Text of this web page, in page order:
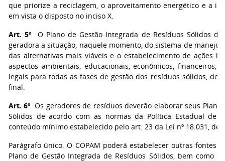
que priorize a reciclagem, o aproveitamento energético e a
em vista o disposto no inciso X.
Art. 5º O Plano de Gestão Integrada de Resíduos Sólidos
geradora a situação, naquele momento, do sistema de manejo
das alternativas mais viáveis e o estabelecimento de ações
aspectos ambientais, educacionais, econômicos, financeiros,
legais para todas as fases de gestão dos resíduos sólidos,
final.
Art. 6º Os geradores de resíduos deverão elaborar seus
Sólidos de acordo com as normas da Política Estadual de
conteúdo mínimo estabelecido pelo art. 23 da Lei nº 18.031, de
Parágrafo único. O COPAM poderá estabelecer outras fontes
Plano de Gestão Integrada de Resíduos Sólidos, bem como